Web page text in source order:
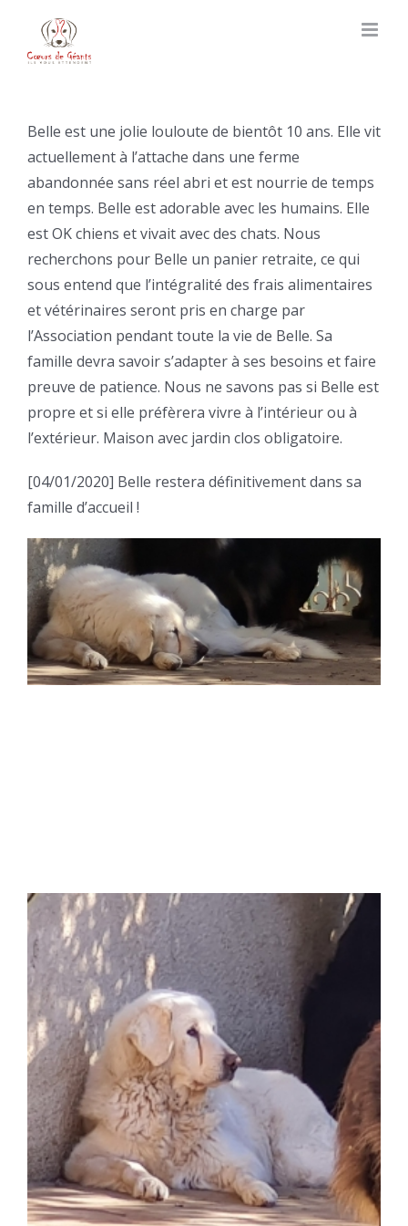
content
Belle est une jolie louloute de bientôt 10 ans. Elle vit
actuellement à l’attache dans une ferme
abandonnée sans réel abri et est nourrie de temps
en temps. Belle est adorable avec les humains. Elle
est OK chiens et vivait avec des chats. Nous
recherchons pour Belle un panier retraite, ce qui
sous entend que l’intégralité des frais alimentaires
et vétérinaires seront pris en charge par
l’Association pendant toute la vie de Belle. Sa
famille devra savoir s’adapter à ses besoins et faire
preuve de patience. Nous ne savons pas si Belle est
propre et si elle préfèrera vivre à l’intérieur ou à
l’extérieur. Maison avec jardin clos obligatoire.
[04/01/2020] Belle restera définitivement dans sa
famille d’accueil !